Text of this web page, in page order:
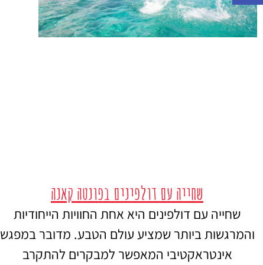
שחייה עם דולפינים בפונטה קאנה
שחייה עם דולפינים היא אחת החוויות הייחודיות
והמרגשות ביותר שמציע עולם הטבע. מדובר במפגש
אינטראקטיבי המאפשר למבקרים להתקרב